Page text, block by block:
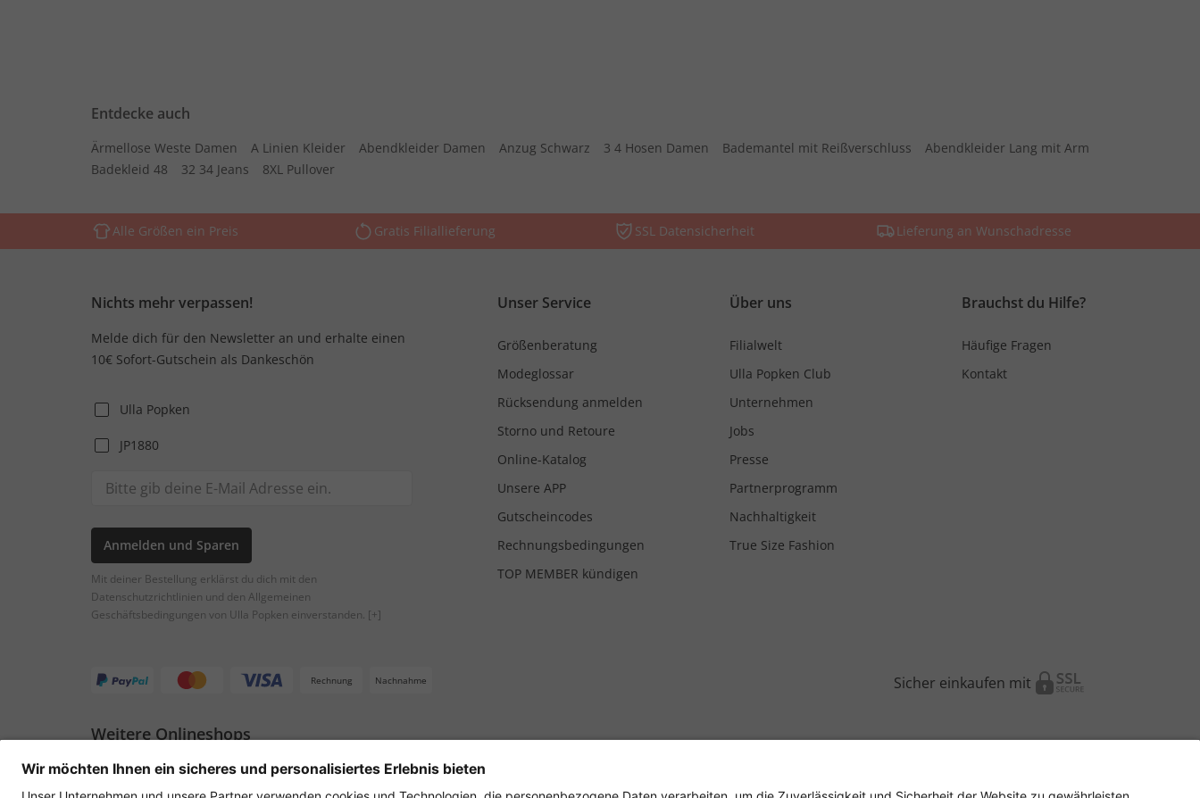
Entdecke auch
Ärmellose Weste Damen A Linien Kleider Abendkleider Damen Anzug Schwarz 3 4 Hosen Damen Bademantel mit Reißverschluss
Abendkleider Lang mit Arm
Badekleid 48
32 34 Jeans 8XL Pullover
Alle Größen ein Preis Gratis Filiallieferung SSL Datensicherheit Lieferung an Wunschadresse
Nichts mehr verpassen!
Melde dich für den Newsletter an und erhalte einen
10€ Sofort-Gutschein als Dankeschön
Ulla Popken
JP1880
Anmelden und Sparen
Mit deiner Bestellung erklärst du dich mit den
Datenschutzrichtlinien und den Allgemeinen
Geschäftsbedingungen von Ulla Popken einverstanden. [+]
Unser Service
Größenberatung
Modeglossar
Rücksendung anmelden
Storno und Retoure
Online-Katalog
Unsere APP
Gutscheincodes
Rechnungsbedingungen
TOP MEMBER kündigen
Über uns
Filialwelt
Ulla Popken Club
Unternehmen
Jobs
Presse
Partnerprogramm
Nachhaltigkeit
True Size Fashion
Brauchst du Hilfe?
Häufige Fragen
Kontakt
Rechnung Nachnahme Sicher einkaufen mit
Weitere Onlineshops
Österreich